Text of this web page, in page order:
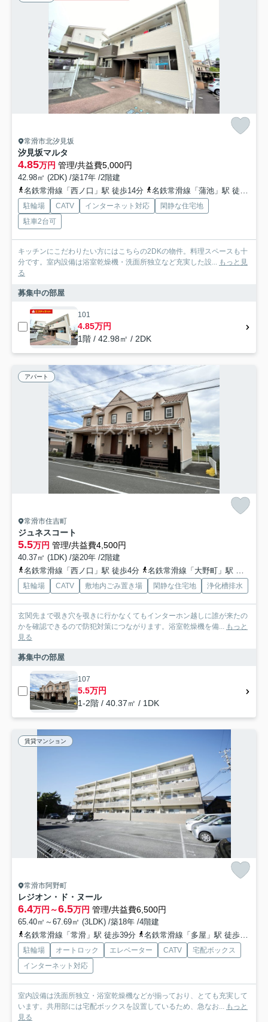
常滑市北汐見坂
汐見坂マルタ
4.85万円 管理/共益費5,000円
42.98㎡ (2DK) /築17年 /2階建
名鉄常滑線「西ノ口」駅 徒歩14分
名鉄常滑線「蒲池」駅 徒歩24分
駐輪場 CATV インターネット対応
閑静な住宅地
駐車2台可
キッチンにこだわりたい方にはこちらの2DKの物件。料理スペースも十
分です。室内設備は浴室乾燥機・洗面所独立など充実した設... もっと見
る
募集中の部屋
101
4.85万円
1階 / 42.98㎡ / 2DK
アパート
常滑市住吉町
ジュネスコート
5.5万円 管理/共益費4,500円
40.37㎡ (1DK) /築20年 /2階建
名鉄常滑線「西ノ口」駅 徒歩4分
名鉄常滑線「大野町」駅 徒歩15分
駐輪場 CATV 敷地内ごみ置き場 閑静な住宅地 浄化槽排水
玄関先まで覗き穴を覗きに行かなくてもインターホン越しに誰が来たの
かを確認できるので防犯対策につながります。浴室乾燥機を備... もっと
見る
募集中の部屋
107
5.5万円
1-2階 / 40.37㎡ / 1DK
賃貸マンション
常滑市阿野町
レジオン・ド・ヌール
6.4万円～6.5万円 管理/共益費6,500円
65.40㎡～67.69㎡ (3LDK) /築18年 /4階建
名鉄常滑線「常滑」駅 徒歩39分
名鉄常滑線「多屋」駅 徒歩49分
駐輪場 オートロック エレベーター CATV
宅配ボックス
インターネット対応
室内設備は洗面所独立・浴室乾燥機などが揃っており、とても充実して
います。共用部には宅配ボックスを設置しているため、急なお... もっと
見る